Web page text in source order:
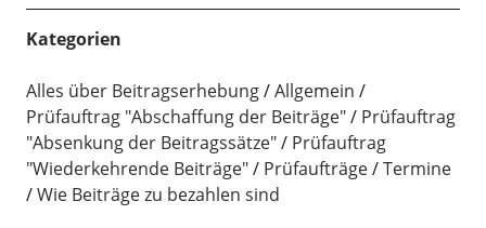
Kategorien
Alles über Beitragserhebung
Allgemein
Prüfauftrag "Abschaffung der Beiträge"
Prüfauftrag
"Absenkung der Beitragssätze"
Prüfauftrag
"Wiederkehrende Beiträge"
Prüfaufträge
Termine
Wie Beiträge zu bezahlen sind